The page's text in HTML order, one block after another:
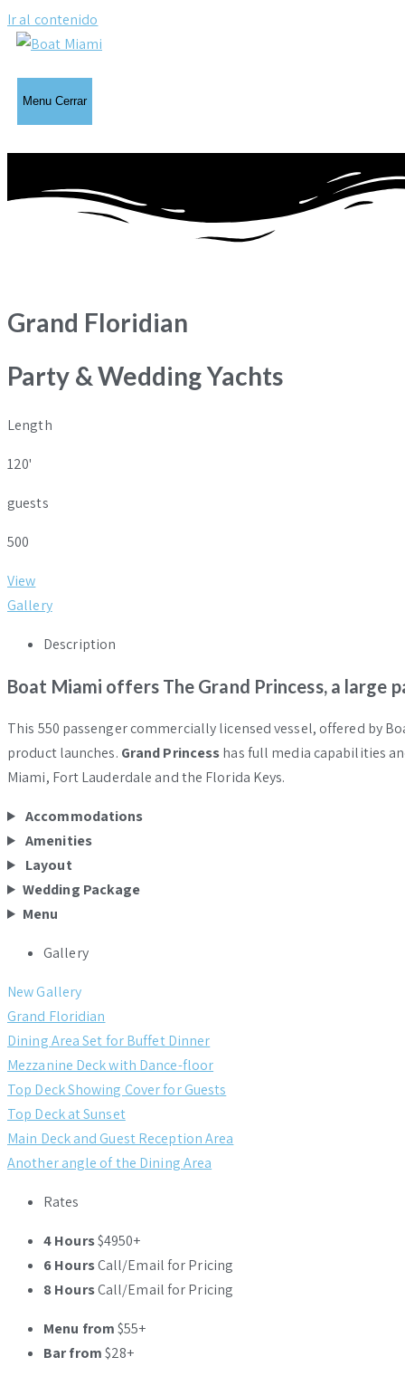
Ir al contenido
Menu Cerrar
Grand Floridian
Party & Wedding Yachts
Length
120'
guests
500
View
Gallery
Description
Boat Miami offers The Grand Princess, a large
This 550 passenger commercially licensed vessel, offered by
product launches. Grand Princesshas full media capabilities
Miami, Fort Lauderdale and the Florida Keys.
Accommodations
Amenities
Layout
Wedding Package
Menu
Gallery
New Gallery
Grand Floridian
Dining Area Set for Buffet Dinner
Mezzanine Deck with Dance-floor
Top Deck Showing Cover for Guests
Top Deck at Sunset
Main Deck and Guest Reception Area
Another angle of the Dining Area
Rates
4 Hours$4950+
6 HoursCall/Email for Pricing
8 HoursCall/Email for Pricing
Menu from$55+
Bar from$28+